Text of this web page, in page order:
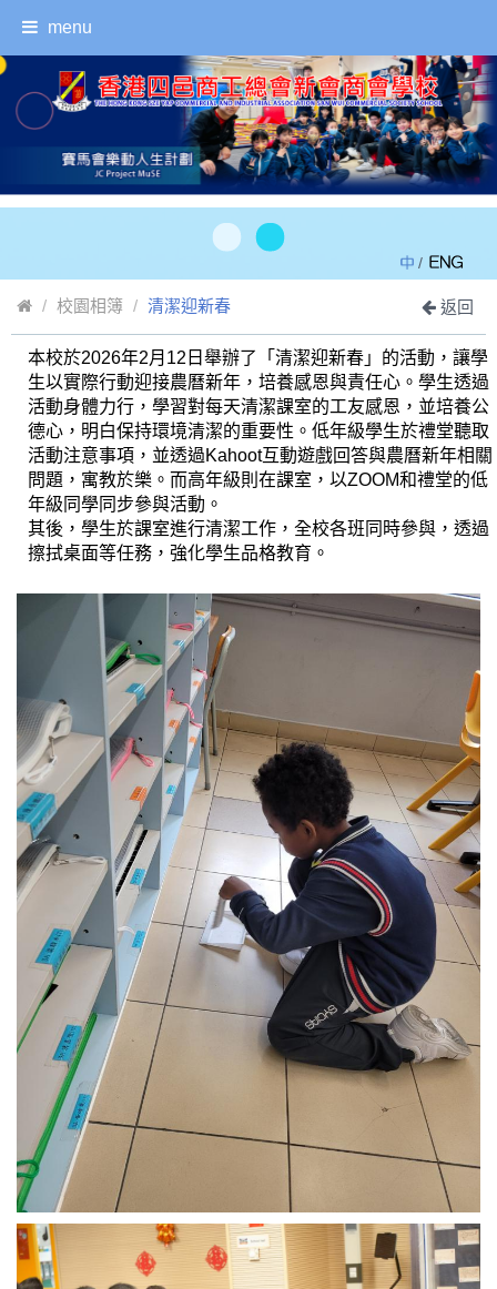
menu
/
校園相簿 清潔迎新春 返回
本校於2026年2月12日舉辦了「清潔迎新春」的活動，讓學
生以實際行動迎接農曆新年，培養感恩與責任心。學生透過
活動身體力行，學習對每天清潔課室的工友感恩，並培養公
德心，明白保持環境清潔的重要性。低年級學生於禮堂聽取
活動注意事項，並透過Kahoot互動遊戲回答與農曆新年相關
問題，寓教於樂。而高年級則在課室，以ZOOM和禮堂的低
年級同學同步參與活動。
其後，學生於課室進行清潔工作，全校各班同時參與，透過
擦拭桌面等任務，強化學生品格教育。